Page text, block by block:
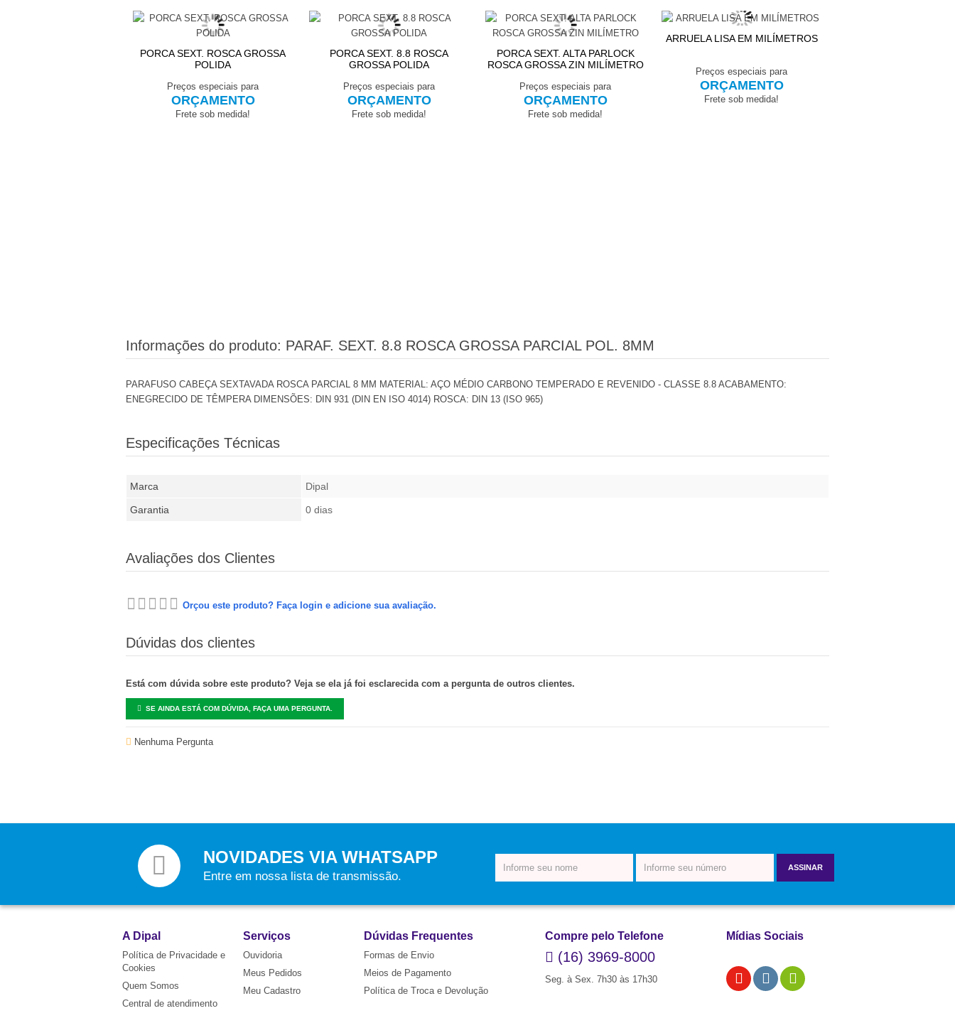
PORCA SEXT. ROSCA GROSSA
POLIDA
Preços especiais para
ORÇAMENTO
Frete sob medida!
PORCA SEXT. 8.8 ROSCA
GROSSA POLIDA
Preços especiais para
ORÇAMENTO
Frete sob medida!
PORCA SEXT. ALTA PARLOCK
ROSCA GROSSA ZIN MILÍMETRO
Preços especiais para
ORÇAMENTO
Frete sob medida!
ARRUELA LISA EM MILÍMETROS
Preços especiais para
ORÇAMENTO
Frete sob medida!
Informações do produto: PARAF. SEXT. 8.8 ROSCA GROSSA PARCIAL POL. 8MM
PARAFUSO CABEÇA SEXTAVADA ROSCA PARCIAL 8 MM MATERIAL: AÇO MÉDIO CARBONO TEMPERADO E REVENIDO - CLASSE 8.8 ACABAMENTO:
ENEGRECIDO DE TÊMPERA DIMENSÕES: DIN 931 (DIN EN ISO 4014) ROSCA: DIN 13 (ISO 965)
Especificações Técnicas
Marca Dipal
Garantia 0 dias
Avaliações dos Clientes
Orçou este produto? Faça login e adicione sua avaliação.
Dúvidas dos clientes
Está com dúvida sobre este produto? Veja se ela já foi esclarecida com a pergunta de outros clientes.
SE AINDA ESTÁ COM DÚVIDA, FAÇA UMA PERGUNTA.
Nenhuma Pergunta
NOVIDADES VIA WHATSAPP
Entre em nossa lista de transmissão.
ASSINAR
A Dipal
Política de Privacidade e
Cookies
Quem Somos
Central de atendimento
Serviços
Ouvidoria
Meus Pedidos
Meu Cadastro
Dúvidas Frequentes
Formas de Envio
Meios de Pagamento
Política de Troca e Devolução
Compre pelo Telefone
(16) 3969-8000
Seg. à Sex. 7h30 às 17h30
Mídias Sociais